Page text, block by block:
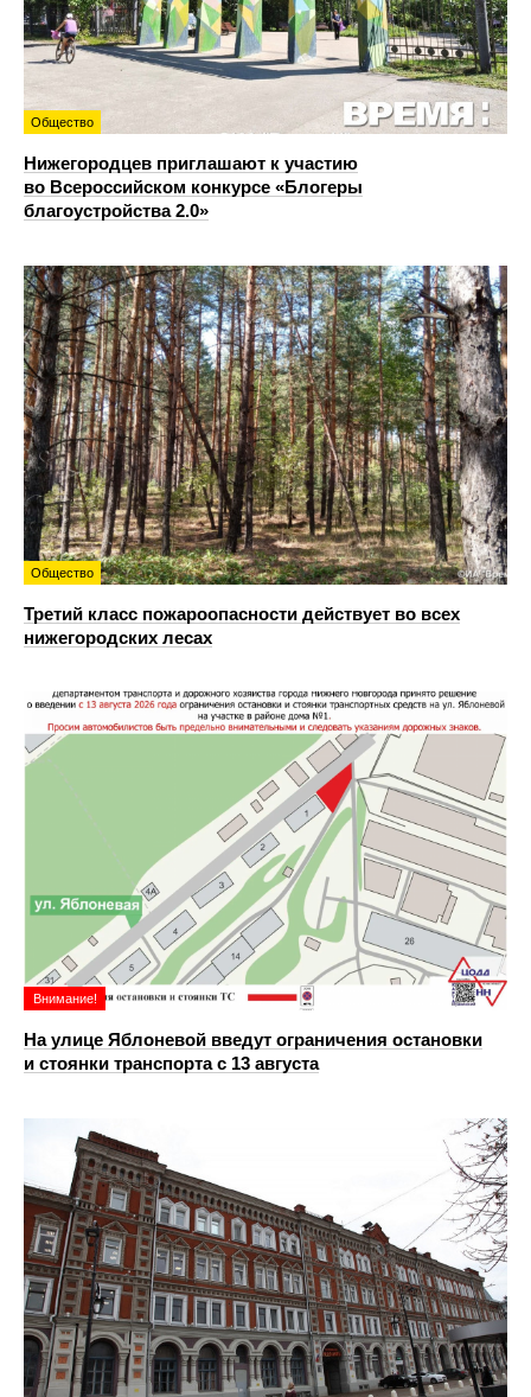
Общество
Нижегородцев приглашают к участию
во Всероссийском конкурсе «Блогеры
благоустройства 2.0»
Общество
Третий класс пожароопасности действует во всех
нижегородских лесах
Внимание!
На улице Яблоневой введут ограничения остановки
и стоянки транспорта с 13 августа